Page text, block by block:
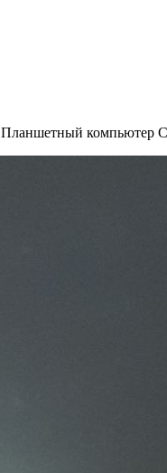
Планшетный компьютер